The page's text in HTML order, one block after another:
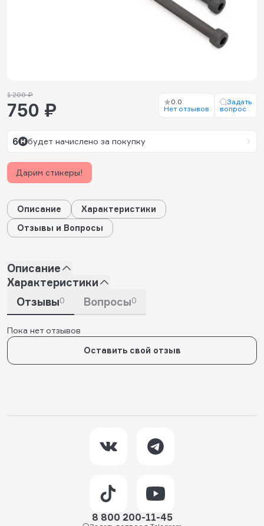
1 200 ₽
750 ₽
0.0
Нет отзывов
Задать
вопрос
6 будет начислено за покупку
Дарим стикеры!
Описание
Характеристики
Отзывы и Вопросы
Описание
Характеристики
Отзывы0 Вопросы0
Пока нет отзывов
Оставить свой отзыв
8 800 200-11-45